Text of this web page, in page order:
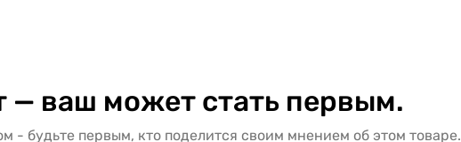
— ваш может стать первым.
- будьте первым, кто поделится своим мнением об этом товаре.